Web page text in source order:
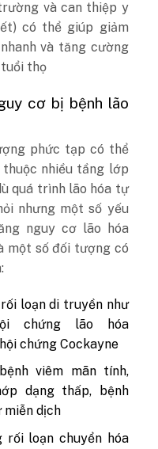
và can thiệp y
có thể giúp giảm
và tăng cường
thọ
cơ bị bệnh lão
phức tạp có thể
thuộc nhiều tầng lớp
quá trình lão hóa tự
nhưng một số yếu
nguy cơ lão hóa
một số đối tượng có
loạn di truyền như
chứng lão hóa
chứng Cockayne
viêm mãn tính,
dạng thấp, bệnh
miễn dịch
rối loạn chuyển hóa